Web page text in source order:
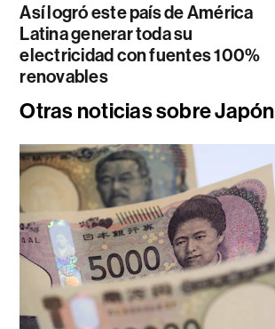
Así logró este país de América
Latina generar toda su
electricidad con fuentes 100%
renovables
Otras noticias sobre Japón